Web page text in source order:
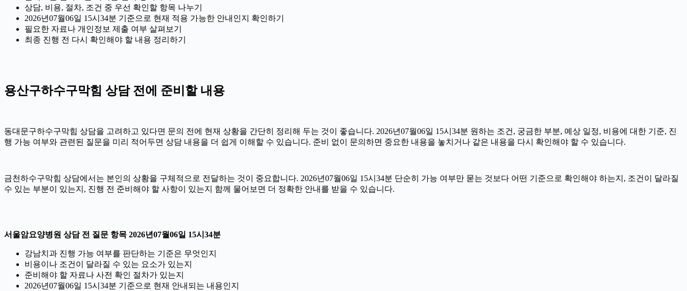
상담, 비용, 절차, 조건 중 우선 확인할 항목 나누기
2026년07월06일 15시34분 기준으로 현재 적용 가능한 안내인지 확인하기
필요한 자료나 개인정보 제출 여부 살펴보기
최종 진행 전 다시 확인해야 할 내용 정리하기
용산구하수구막힘 상담 전에 준비할 내용
동대문구하수구막힘 상담을 고려하고 있다면 문의 전에 현재 상황을 간단히 정리해 두는 것이 좋습니다. 2026년07월06일 15시34분 원하는 조건, 궁금한 부분, 예상 일정, 비용에 대한 기준, 진
행 가능 여부와 관련된 질문을 미리 적어두면 상담 내용을 더 쉽게 이해할 수 있습니다. 준비 없이 문의하면 중요한 내용을 놓치거나 같은 내용을 다시 확인해야 할 수 있습니다.
금천하수구막힘 상담에서는 본인의 상황을 구체적으로 전달하는 것이 중요합니다. 2026년07월06일 15시34분 단순히 가능 여부만 묻는 것보다 어떤 기준으로 확인해야 하는지, 조건이 달라질
수 있는 부분이 있는지, 진행 전 준비해야 할 사항이 있는지 함께 물어보면 더 정확한 안내를 받을 수 있습니다.
서울암요양병원 상담 전 질문 항목 2026년07월06일 15시34분
강남치과 진행 가능 여부를 판단하는 기준은 무엇인지
비용이나 조건이 달라질 수 있는 요소가 있는지
준비해야 할 자료나 사전 확인 절차가 있는지
2026년07월06일 15시34분 기준으로 현재 안내되는 내용인지